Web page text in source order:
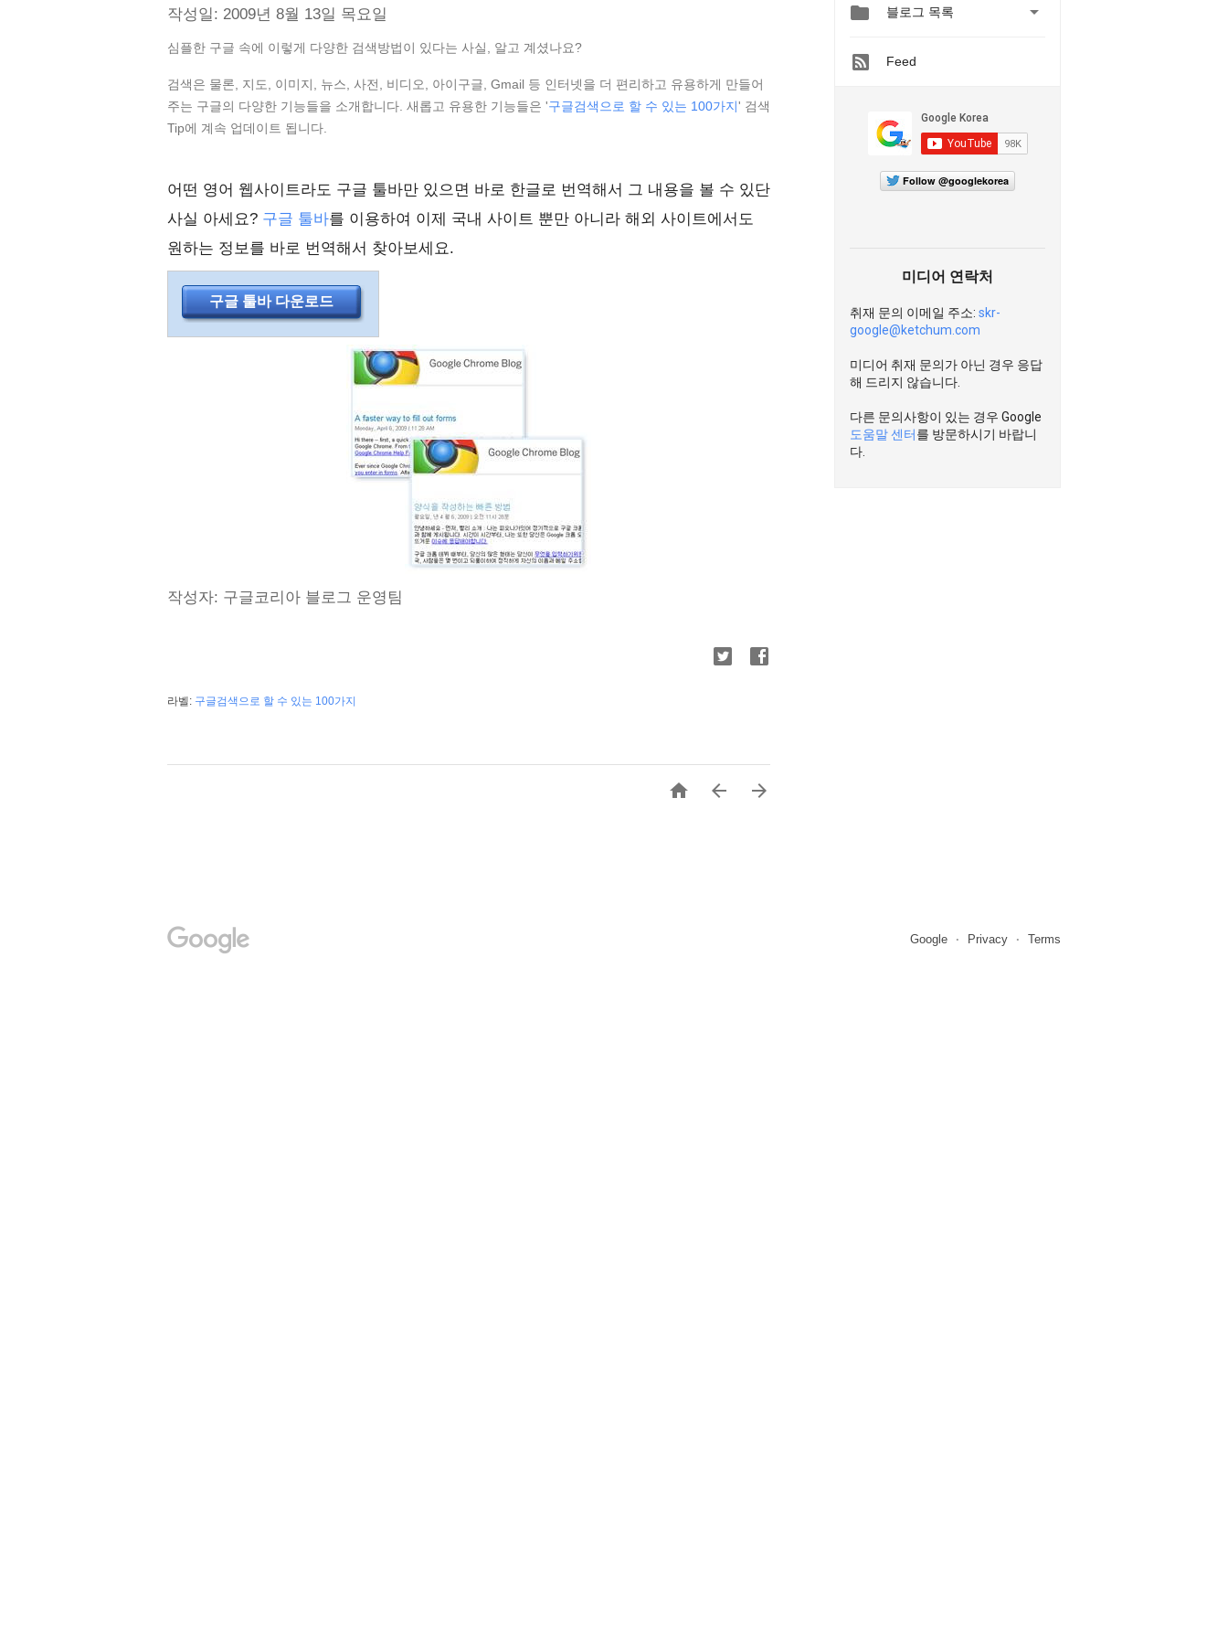
작성일: 2009년 8월 13일 목요일
심플한 구글 속에 이렇게 다양한 검색방법이 있다는 사실, 알고 계셨나요?
검색은 물론, 지도, 이미지, 뉴스, 사전, 비디오, 아이구글, Gmail 등 인터넷을 더 편리하고 유용하게 만들어
주는 구글의 다양한 기능들을 소개합니다. 새롭고 유용한 기능들은 '구글검색으로 할 수 있는 100가지' 검색
Tip에 계속 업데이트 됩니다.
어떤 영어 웹사이트라도 구글 툴바만 있으면 바로 한글로 번역해서 그 내용을 볼 수 있단
사실 아세요? 구글 툴바를 이용하여 이제 국내 사이트 뿐만 아니라 해외 사이트에서도
원하는 정보를 바로 번역해서 찾아보세요.
구글 툴바 다운로드
작성자: 구글코리아 블로그 운영팀
라벨: 구글검색으로 할 수 있는 100가지
  
 블로그 목록 
Feed
Follow @googlekorea
미디어 연락처
취재 문의 이메일 주소: skr-
google@ketchum.com
미디어 취재 문의가 아닌 경우 응답
해 드리지 않습니다.
다른 문의사항이 있는 경우 Google
도움말 센터를 방문하시기 바랍니
다.
Google Privacy Terms